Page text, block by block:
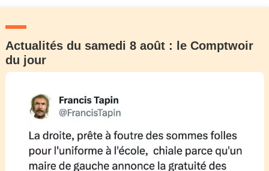
Actualités du samedi 8 août : le Comptwoir
du jour